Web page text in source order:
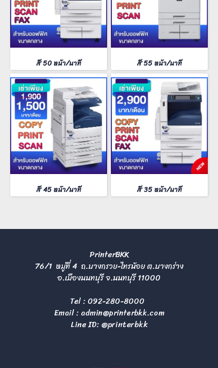
สี 50 หน้า/นาที สี 55 หน้า/นาที
สี 45 หน้า/นาที สี 35 หน้า/นาที
PrinterBKK
76/1 หมู่ที่ 4 ถ.บางกรวย-ไทรน้อย ต.บางกร่าง
อ.เมืองนนทบุรี จ.นนทบุรี 11000
Tel : 092-280-8000
Email : admin@printerbkk.com
Line ID: @printerbkk